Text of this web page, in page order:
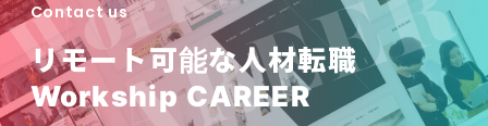
Contact us
リモート可能な人材転職
Workship CAREER